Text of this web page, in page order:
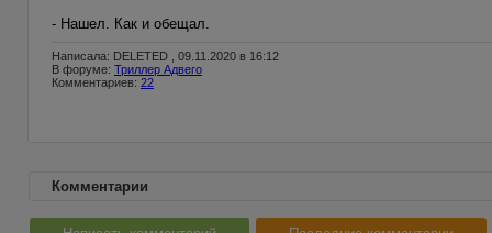
- Нашел. Как и обещал.
Написала: DELETED , 09.11.2020 в 16:12
В форуме: Триллер Адвего
Комментариев: 22
Комментарии